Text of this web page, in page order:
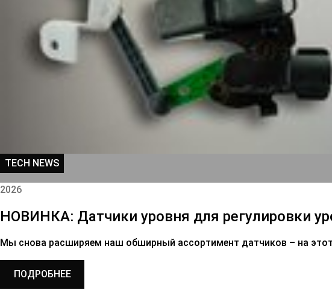
TECH NEWS
2026
НОВИНКА: Датчики уровня для регулировки
Мы снова расширяем наш обширный ассортимент датчиков – на
ПОДРОБНЕЕ